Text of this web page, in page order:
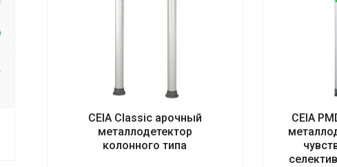
CEIA Classic арочный
металлодетектор
колонного типа
CEIA